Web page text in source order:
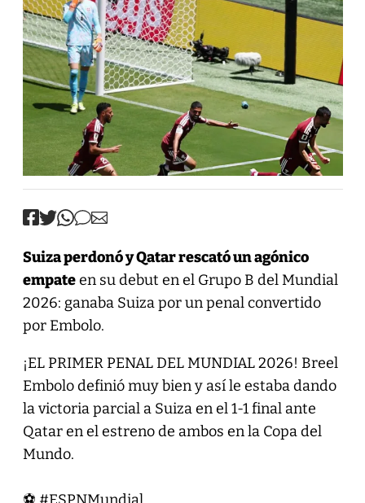
Suiza perdonó y Qatar rescató un agónico
empateen su debut en el Grupo B del Mundial
2026: ganaba Suiza por un penal convertido
por Embolo.
¡EL PRIMER PENAL DEL MUNDIAL 2026! Breel
Embolo definió muy bien y así le estaba dando
la victoria parcial a Suiza en el 1-1 final ante
Qatar en el estreno de ambos en la Copa del
Mundo.
⚽ #ESPNMundial